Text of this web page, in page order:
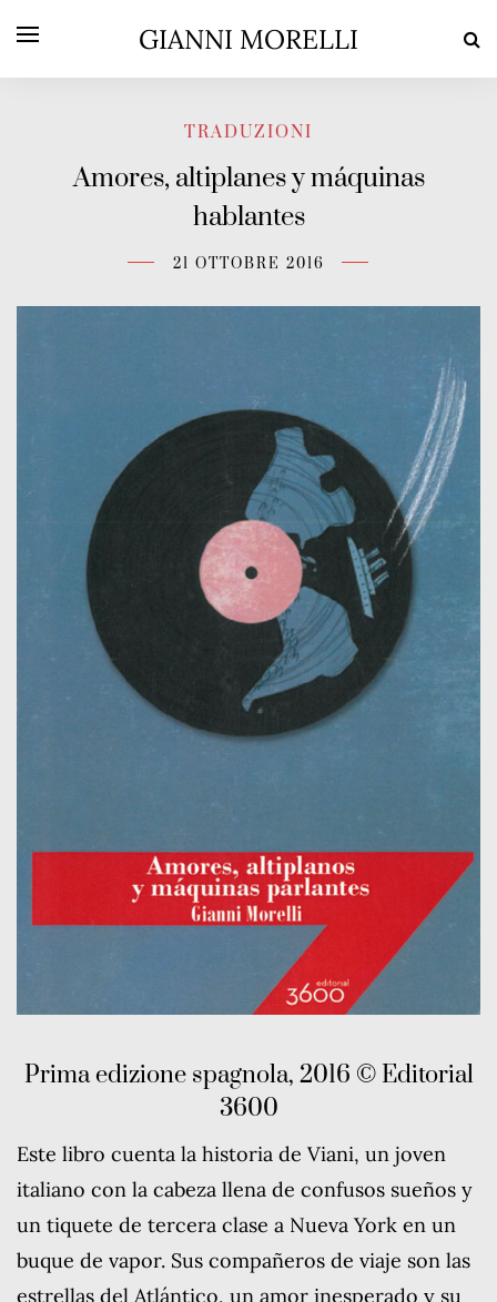
GIANNI MORELLI
TRADUZIONI
Amores, altiplanes y máquinas
hablantes
21 OTTOBRE 2016
Prima edizione spagnola, 2016 © Editorial
3600
Este libro cuenta la historia de Viani, un joven
italiano con la cabeza llena de confusos sueños y
un tiquete de tercera clase a Nueva York en un
buque de vapor. Sus compañeros de viaje son las
estrellas del Atlántico, un amor inesperado y su